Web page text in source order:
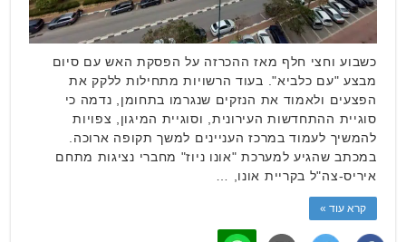
כשבוע וחצי חלף מאז ההכרזה על הפסקת האש עם סיום
מבצע "עם כלביא". בעוד הרשויות מתחילות ללקק את
הפצעים ולאמוד את הנזקים שנגרמו בתחומן, נדמה כי
סוגיית ההתחדשות העירונית, וסוגיית המיגון, צפויות
להמשיך לעמוד במרכז העניינים למשך תקופה ארוכה.
במכתב שהגיע למערכת "אונו ניוז" מחברי נציגות מתחם
איריס-צה"ל בקריית אונו, …
קרא עוד »